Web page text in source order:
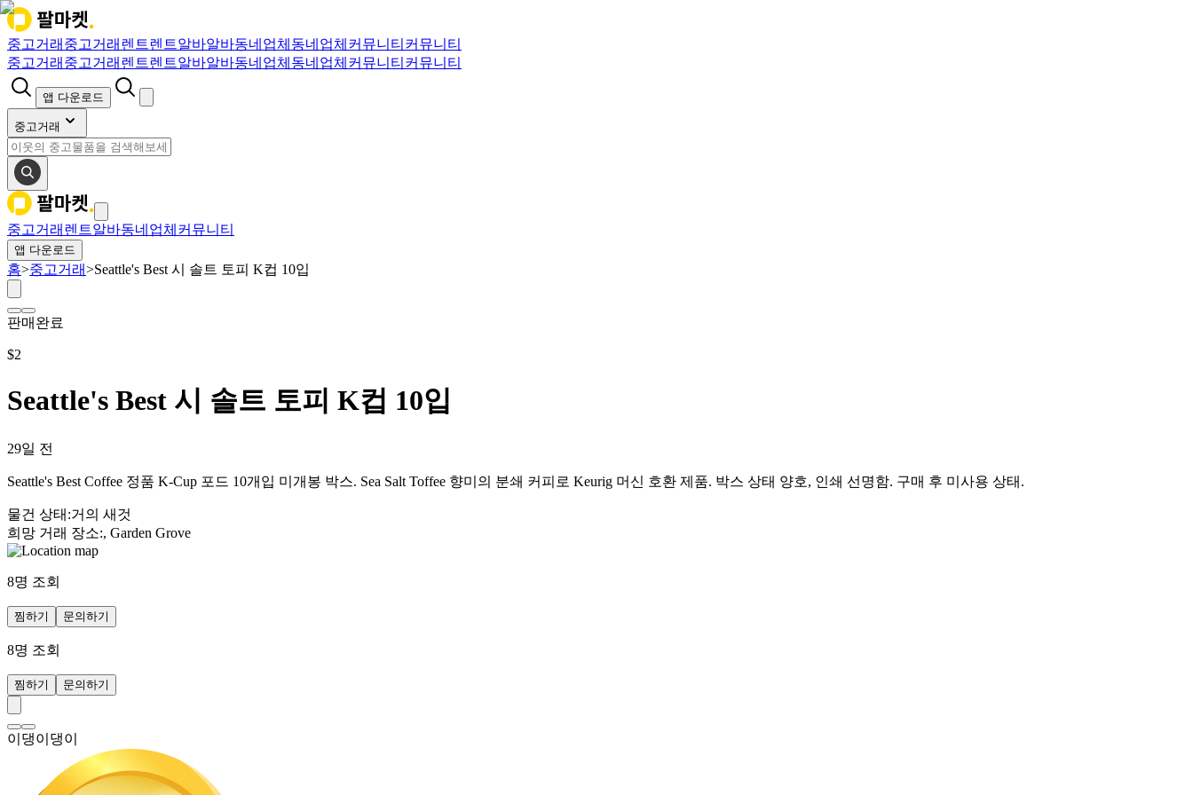
중고거래 중고거래 렌트렌트알바알바동네업체 동네업체 커뮤니티 커뮤니티
중고거래 중고거래 렌트렌트알바알바동네업체 동네업체 커뮤니티 커뮤니티
앱 다운로드
중고거래
중고거래 렌트알바동네업체 커뮤니티
앱 다운로드
홈>중고거래>Seattle's Best 시 솔트 토피 K컵 10입
판매완료
$2
Seattle's Best 시 솔트 토피 K컵 10입
29일 전
Seattle's Best Coffee 정품 K-Cup 포드 10개입 미개봉 박스. Sea Salt Toffee 향미의 분쇄 커피로 Keurig 머신 호환 제품. 박스 상태 양호, 인쇄 선명함. 구매 후 미사용 상태.
물건 상태 :거의 새것
희망 거래 장소:, Garden Grove
8명 조회
찜하기 문의하기
8명 조회
찜하기 문의하기
이댕이댕이